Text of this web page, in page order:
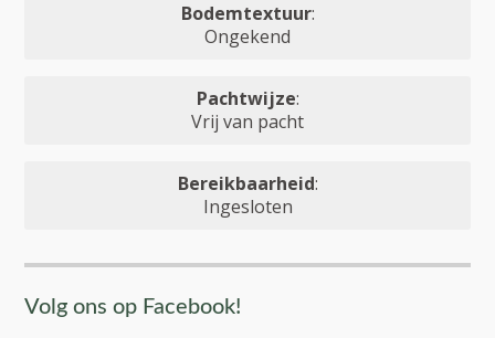
Bodemtextuur:
Ongekend
Pachtwijze:
Vrij van pacht
Bereikbaarheid:
Ingesloten
Volg ons op Facebook!